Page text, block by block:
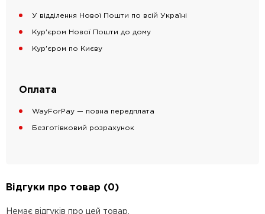
У відділення Нової Пошти по всій Україні
Кур'єром Нової Пошти до дому
Кур'єром по Києву
Оплата
WayForPay — повна передплата
Безготівковий розрахунок
Відгуки про товар (0)
Немає відгуків про цей товар.